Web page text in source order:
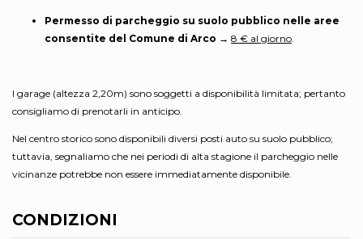
Permesso di parcheggio su suolo pubblico nelle aree
consentite del Comune di Arco → 8 € al giorno.
I garage (altezza 2,20m) sono soggetti a disponibilità limitata; pertanto
consigliamo di prenotarli in anticipo.
Nel centro storico sono disponibili diversi posti auto su suolo pubblico;
tuttavia, segnaliamo che nei periodi di alta stagione il parcheggio nelle
vicinanze potrebbe non essere immediatamente disponibile.
CONDIZIONI